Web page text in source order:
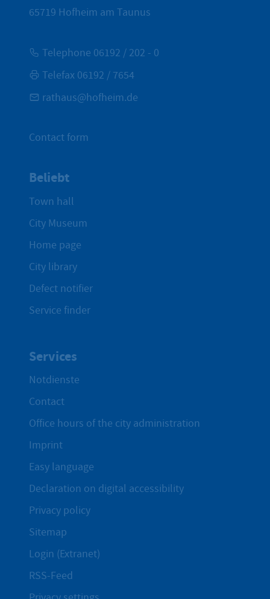
65719 Hofheim am Taunus
Telephone 06192 / 202 - 0
Telefax 06192 / 7654
rathaus@hofheim.de
Contact form
Beliebt
Town hall
City Museum
Home page
City library
Defect notifier
Service finder
Services
Notdienste
Contact
Office hours of the city administration
Imprint
Easy language
Declaration on digital accessibility
Privacy policy
Sitemap
Login (Extranet)
RSS-Feed